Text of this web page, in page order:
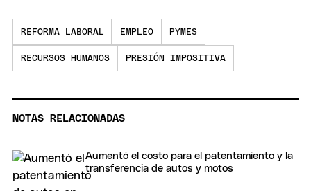
REFORMA LABORAL EMPLEO PYMES
RECURSOS HUMANOS PRESIÓN IMPOSITIVA
NOTAS RELACIONADAS
Aumentó el costo para el patentamiento y la
transferencia de autos y motos